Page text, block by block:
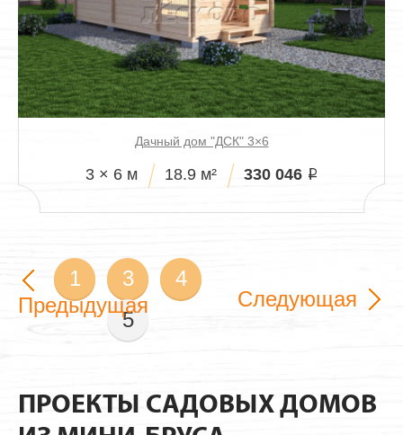
Дачный дом "ДСК" 3×6
3 × 6 м 18.9 м² 330 046 i
Предыдущая Следующая
1 3
4
5
ПРОЕКТЫ САДОВЫХ ДОМОВ